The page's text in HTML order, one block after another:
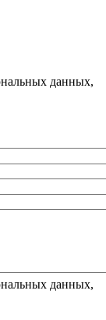
данных,
данных,